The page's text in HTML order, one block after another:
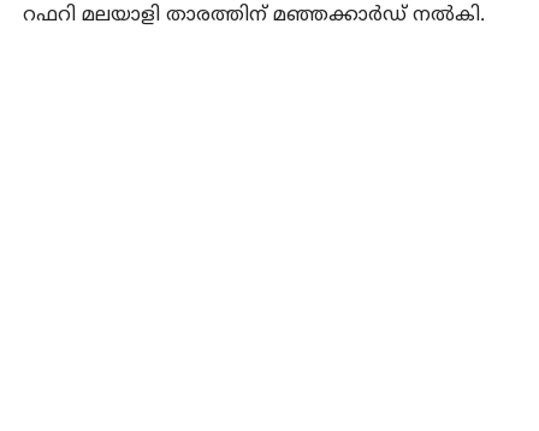
റഫറി മലയാളി താരത്തിന് മഞ്ഞക്കാര്‍ഡ് നല്‍കി.